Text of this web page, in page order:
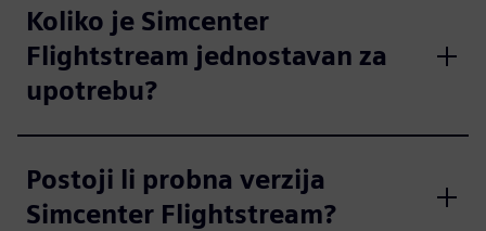
Koliko je Simcenter
Flightstream jednostavan za
upotrebu?
Postoji li probna verzija
Simcenter Flightstream?